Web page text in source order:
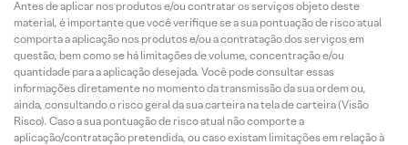
Antes de aplicar nos produtos e/ou contratar os serviços objeto deste
material, é importante que você verifique se a sua pontuação de risco atual
comporta a aplicação nos produtos e/ou a contratação dos serviços em
questão, bem como se há limitações de volume, concentração e/ou
quantidade para a aplicação desejada. Você pode consultar essas
informações diretamente no momento da transmissão da sua ordem ou,
ainda, consultando o risco geral da sua carteira na tela de carteira (Visão
Risco). Caso a sua pontuação de risco atual não comporte a
aplicação/contratação pretendida, ou caso existam limitações em relação à